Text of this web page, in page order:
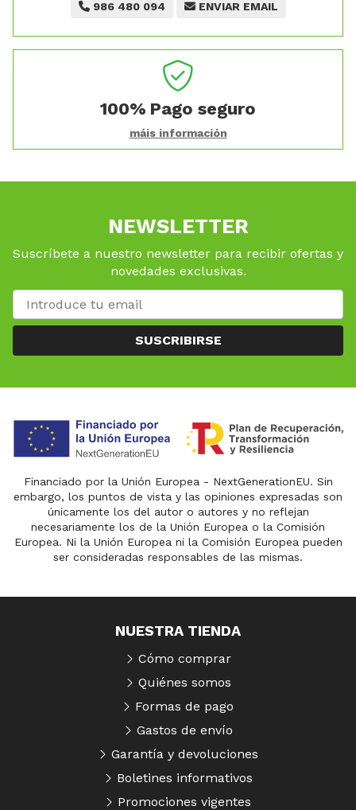
986 480 094 ENVIAR EMAIL
100% Pago seguro
máis información
NEWSLETTER
Suscríbete a nuestro newsletter para recibir ofertas y
novedades exclusivas.
SUSCRIBIRSE
Financiado por la Unión Europea - NextGenerationEU. Sin
embargo, los puntos de vista y las opiniones expresadas son
únicamente los del autor o autores y no reflejan
necesariamente los de la Unión Europea o la Comisión
Europea. Ni la Unión Europea ni la Comisión Europea pueden
ser consideradas responsables de las mismas.
NUESTRA TIENDA
Cómo comprar
Quiénes somos
Formas de pago
Gastos de envío
Garantía y devoluciones
Boletines informativos
Promociones vigentes